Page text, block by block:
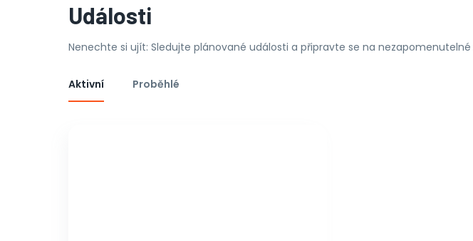
Události
Nenechte si ujít: Sledujte plánované události a připravte se na nezapomenutelné
Aktivní Proběhlé